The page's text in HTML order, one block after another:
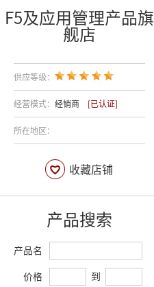
F5及应用管理产品旗
舰店
供应等级：
经营模式： 经销商 [已认证]
所在地区：
收藏店铺
产品搜索
产品名
价格 到